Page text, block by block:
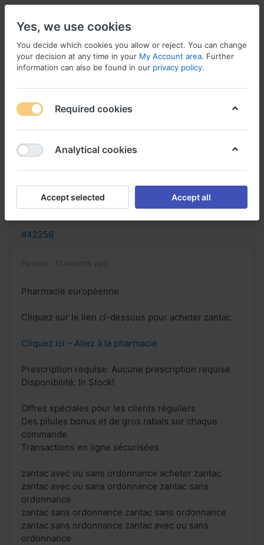
Menu Log in Compare Wishlist
acheter zantac zantac sans
ordonnance
Reply
#42256
Posted: 11 months ago
Pharmacie européenne
Cliquez sur le lien ci-dessous pour acheter zantac
Cliquez ici – Allez à la pharmacie
Prescription requise: Aucune prescription requise
Disponibilité: In Stock!
Offres spéciales pour les clients réguliers
Des pilules bonus et de gros rabais sur chaque
commande
Transactions en ligne sécurisées
zantac avec ou sans ordonnance acheter zantac
zantac avec ou sans ordonnance zantac sans
ordonnance
zantac sans ordonnance zantac sans ordonnance
zantac sans ordonnance zantac avec ou sans
ordonnance
Yes, we use cookies
You decide which cookies you allow or reject. You can change
your decision at any time in your My Account area. Further
information can also be found in our privacy policy.
Required cookies
Analytical cookies
Accept selected Accept all